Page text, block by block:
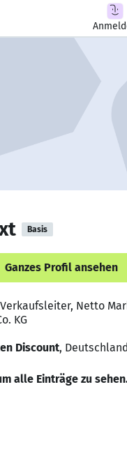
Basis
Ganzes Profil ansehen
Netto
KG
Discount, Deutschland
alle Einträge zu